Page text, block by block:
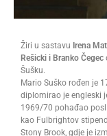
Žiri u sastavu Irena
Rešicki i Branko Čegec
Šušku.
Mario Suško rođen je
diplomirao je engleski
1969/70 pohađao
kao Fulbrightov
Stony Brook, gdje je